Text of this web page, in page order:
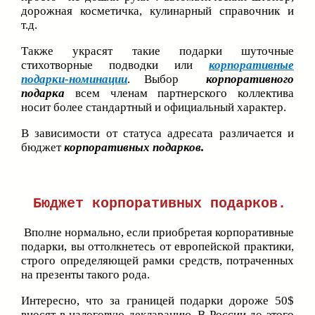
дорожная косметичка, кулинарный справочник и
т.д.
Также украсят такие подарки шуточные
стихотворные подводки или корпоративные
подарки-номинации. Выбор корпоративного
подарка
всем членам партнерского коллектива
носит более стандартный и официальный характер.
В зависимости от статуса адресата различается и
бюджеткорпоративных подарков.
Бюджет корпоративных подарков.
Вполне нормально, если приобретая корпоративные
подарки, вы оттолкнетесь от европейской практики,
строго определяющей рамки средств, потраченных
на презенты такого рода.
Интересно, что за границей подарки дороже 50$